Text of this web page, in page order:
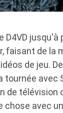
faisant de la
de jeu.
avec
de télévision
avec